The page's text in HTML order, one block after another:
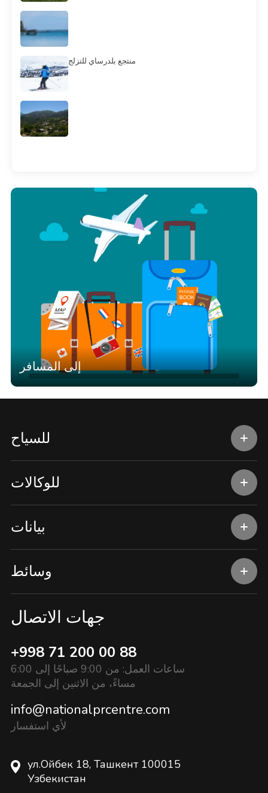
منتجع بلدرساي للتزلج
إلى المسافر
للسياح
للوكالات
بيانات
وسائط
جهات الاتصال
+998 71 200 00 88
ساعات العمل: من 9:00 صباحًا إلى 6:00
مساءً، من الاثنين إلى الجمعة
info@nationalprcentre.com
لأي استفسار
ул.Ойбек 18, Ташкент 100015
Узбекистан